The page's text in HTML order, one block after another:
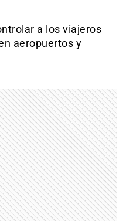
a los viajeros
aeropuertos y